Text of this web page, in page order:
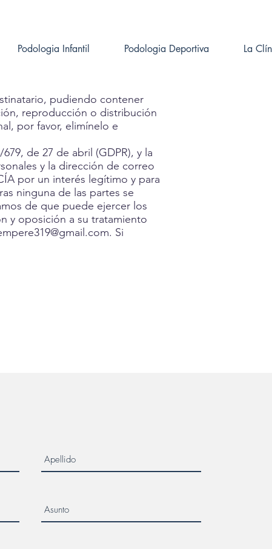
Podologia Infantil Podologia Deportiva La
pudiendo contener
reproducción o distribución
por favor, elimínelo e
de 27 de abril (GDPR), y la
y la dirección de correo
por un interés legítimo y para
ninguna de las partes se
de que puede ejercer los
y oposición a su tratamiento
. Si